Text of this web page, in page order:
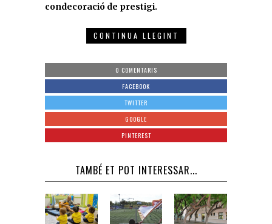
condecoració de prestigi.
CONTINUA LLEGINT
0 COMENTARIS
FACEBOOK
TWITTER
GOOGLE
PINTEREST
TAMBÉ ET POT INTERESSAR...